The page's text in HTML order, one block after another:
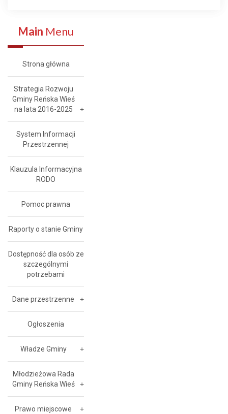
Main Menu
Strona główna
Strategia Rozwoju
Gminy Reńska Wieś
na lata 2016-2025
System Informacji
Przestrzennej
Klauzula Informacyjna
RODO
Pomoc prawna
Raporty o stanie Gminy
Dostępność dla osób ze
szczególnymi
potrzebami
Dane przestrzenne
Ogłoszenia
Władze Gminy
Młodzieżowa Rada
Gminy Reńska Wieś
Prawo miejscowe